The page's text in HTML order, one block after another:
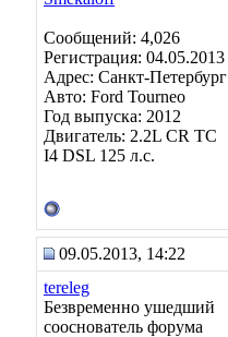
Сообщений: 4,026
Регистрация: 04.05.2013
Адрес: Санкт-Петербург
Авто: Ford Tourneo
Год выпуска: 2012
Двигатель: 2.2L CR TC
I4 DSL 125 л.с.
09.05.2013, 14:22
tereleg
Безвременно ушедший
сооснователь форума